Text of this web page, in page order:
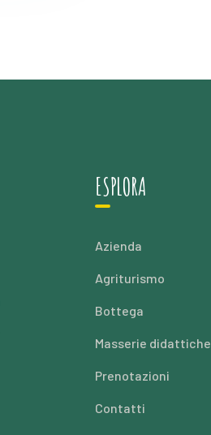
ESPLORA
Azienda
Agriturismo
Bottega
Masserie didattiche
Prenotazioni
Contatti